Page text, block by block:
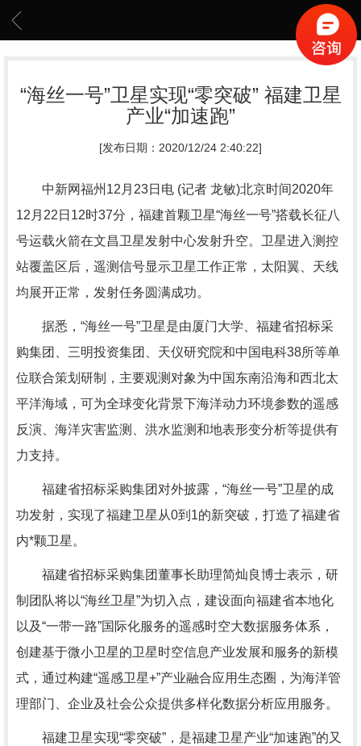
“海丝一号”卫星实现“零突破” 福建卫星
产业“加速跑”
[发布日期：2020/12/24 2:40:22]
中新网福州12月23日电 (记者 龙敏)北京时间2020年
12月22日12时37分，福建首颗卫星“海丝一号”搭载长征八
号运载火箭在文昌卫星发射中心发射升空。卫星进入测控
站覆盖区后，遥测信号显示卫星工作正常，太阳翼、天线
均展开正常，发射任务圆满成功。
据悉，“海丝一号”卫星是由厦门大学、福建省招标采
购集团、三明投资集团、天仪研究院和中国电科38所等单
位联合策划研制，主要观测对象为中国东南沿海和西北太
平洋海域，可为全球变化背景下海洋动力环境参数的遥感
反演、海洋灾害监测、洪水监测和地表形变分析等提供有
力支持。
福建省招标采购集团对外披露，“海丝一号”卫星的成
功发射，实现了福建卫星从0到1的新突破，打造了福建省
内*颗卫星。
福建省招标采购集团董事长助理简灿良博士表示，研
制团队将以“海丝卫星”为切入点，建设面向福建省本地化
以及“一带一路”国际化服务的遥感时空大数据服务体系，
创建基于微小卫星的卫星时空信息产业发展和服务的新模
式，通过构建“遥感卫星+”产业融合应用生态圈，为海洋管
理部门、企业及社会公众提供多样化数据分析应用服务。
福建卫星实现“零突破”，是福建卫星产业“加速跑”的又